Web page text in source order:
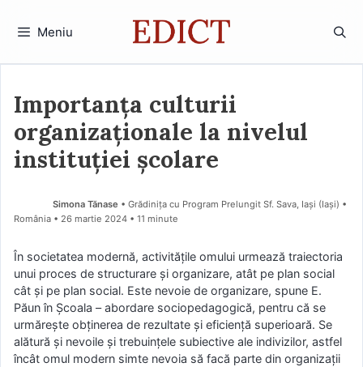
Meniu
Importanța culturii
organizaționale la nivelul
instituției școlare
Simona Tănase • Grădinița cu Program Prelungit Sf. Sava, Iași (Iaşi) •
România
26 martie 2024 • 11 minute
În societatea modernă, activitățile omului urmează traiectoria
unui proces de structurare și organizare, atât pe plan social
cât și pe plan social. Este nevoie de organizare, spune E.
Păun în Școala – abordare sociopedagogică, pentru că se
urmărește obținerea de rezultate și eficiență superioară. Se
alătură și nevoile și trebuințele subiective ale indivizilor, astfel
încât omul modern simte nevoia să facă parte din organizații